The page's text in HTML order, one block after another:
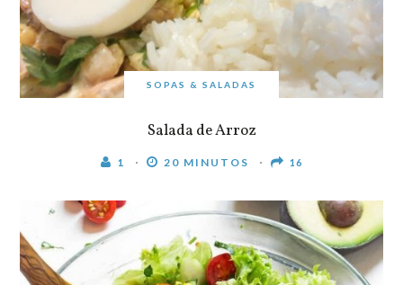
SOPAS & SALADAS
Salada de Arroz
1 20 MINUTOS 16